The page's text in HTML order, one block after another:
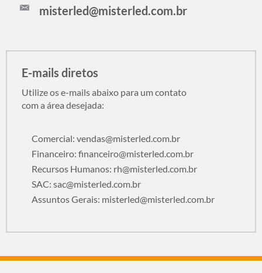
misterled@misterled.com.br
E-mails diretos
Utilize os e-mails abaixo para um contato
com a área desejada:
Comercial: vendas@misterled.com.br
Financeiro: financeiro@misterled.com.br
Recursos Humanos: rh@misterled.com.br
SAC: sac@misterled.com.br
Assuntos Gerais: misterled@misterled.com.br